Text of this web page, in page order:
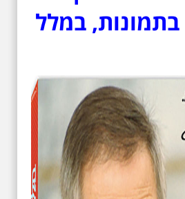
בתמונות, במלל